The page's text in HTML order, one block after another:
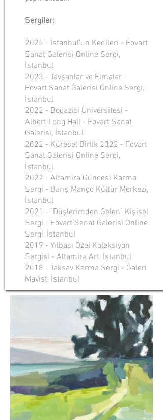
Sergiler:
2025 - İstanbul'un Kedileri - Fovart
Sanat Galerisi Online Sergi,
İstanbul
2023 - Tavşanlar ve Elmalar -
Fovart Sanat Galerisi Online Sergi,
İstanbul
2022 - Boğaziçi Üniversitesi -
Albert Long Hall - Fovart Sanat
Galerisi, İstanbul
2022 - Küresel Birlik 2022 - Fovart
Sanat Galerisi Online Sergi,
İstanbul
2022 - Altamira Güncesi Karma
Sergi - Barış Manço Kültür Merkezi,
İstanbul
2021 - "Düşlerimden Gelen" Kişisel
Sergi - Fovart Sanat Galerisi Online
Sergi, İstanbul
2019 - Yılbaşı Özel Koleksiyon
Sergisi - Altamira Art, İstanbul
2018 - Taksav Karma Sergi - Galeri
Mavist, İstanbul